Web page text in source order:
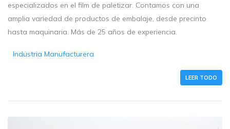
especializados en el film de paletizar. Contamos con una
amplia variedad de productos de embalaje, desde precinto
hasta maquinaria. Más de 25 años de experiencia.
Industria Manufacturera
LEER TODO